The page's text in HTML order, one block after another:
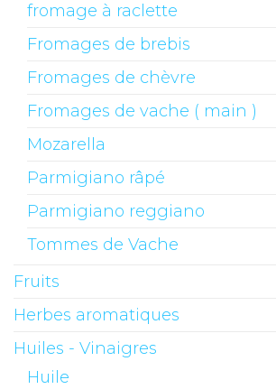
fromage à raclette
Fromages de brebis
Fromages de chèvre
Fromages de vache ( main )
Mozarella
Parmigiano râpé
Parmigiano reggiano
Tommes de Vache
Fruits
Herbes aromatiques
Huiles - Vinaigres
Huile